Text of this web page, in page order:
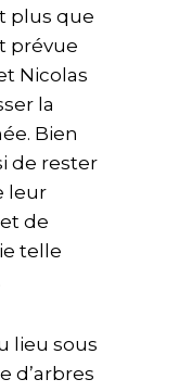
plus que
prévue
Nicolas
la
Bien
de rester
leur
de
telle
lieu sous
d’arbres